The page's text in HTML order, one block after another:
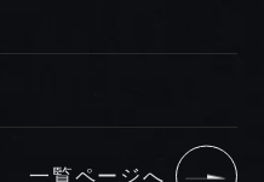
一覧ページへ